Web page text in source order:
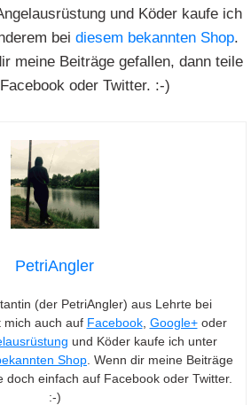
und Köder kaufe ich
bei diesem bekannten Shop.
meine Beiträge gefallen, dann teile
oder Twitter. :-)
PetriAngler
(der PetriAngler) aus Lehrte bei
mich auch auf Facebook, Google+oder
und Köder kaufe ich unter
Shop. Wenn dir meine Beiträge
doch einfach auf Facebook oder Twitter.
:-)